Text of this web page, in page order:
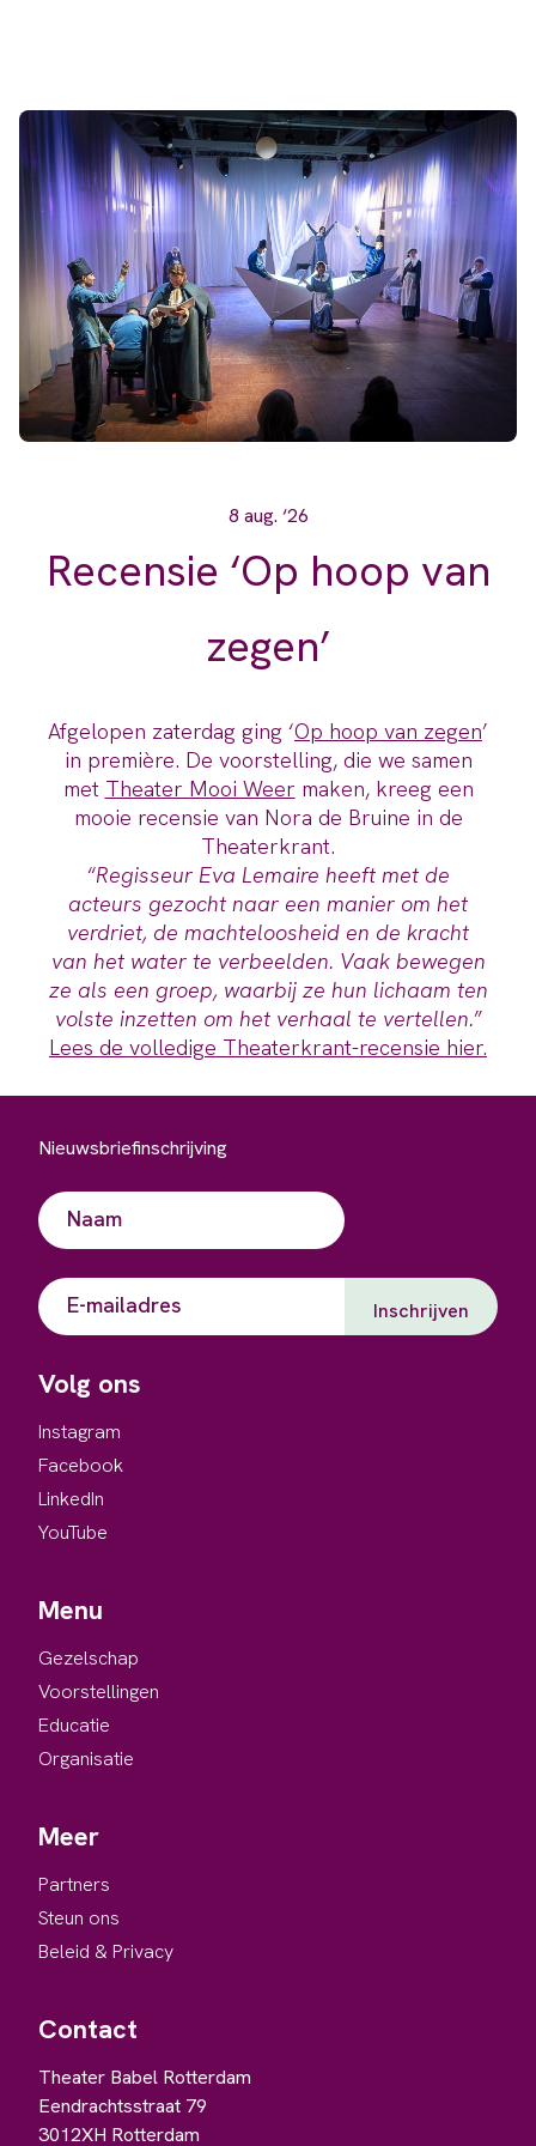
8 aug. ‘26
Recensie ‘Op hoop van
zegen’
Afgelopen zaterdag ging ‘Op hoop van zegen’
in première. De voorstelling, die we samen
met Theater Mooi Weer maken, kreeg een
mooie recensie van Nora de Bruine in de
Theaterkrant.
“Regisseur Eva Lemaire heeft met de
acteurs gezocht naar een manier om het
verdriet, de machteloosheid en de kracht
van het water te verbeelden. Vaak bewegen
ze als een groep, waarbij ze hun lichaam ten
volste inzetten om het verhaal te vertellen.”
Lees de volledige Theaterkrant-recensie hier.
Nieuwsbriefinschrijving
Naam
(Vereist)
E-
mailadres
Volg ons
Instagram
Facebook
LinkedIn
YouTube
Menu
Gezelschap
Voorstellingen
Educatie
Organisatie
Meer
Partners
Steun ons
Beleid & Privacy
Contact
Theater Babel Rotterdam
Eendrachtsstraat 79
3012XH Rotterdam